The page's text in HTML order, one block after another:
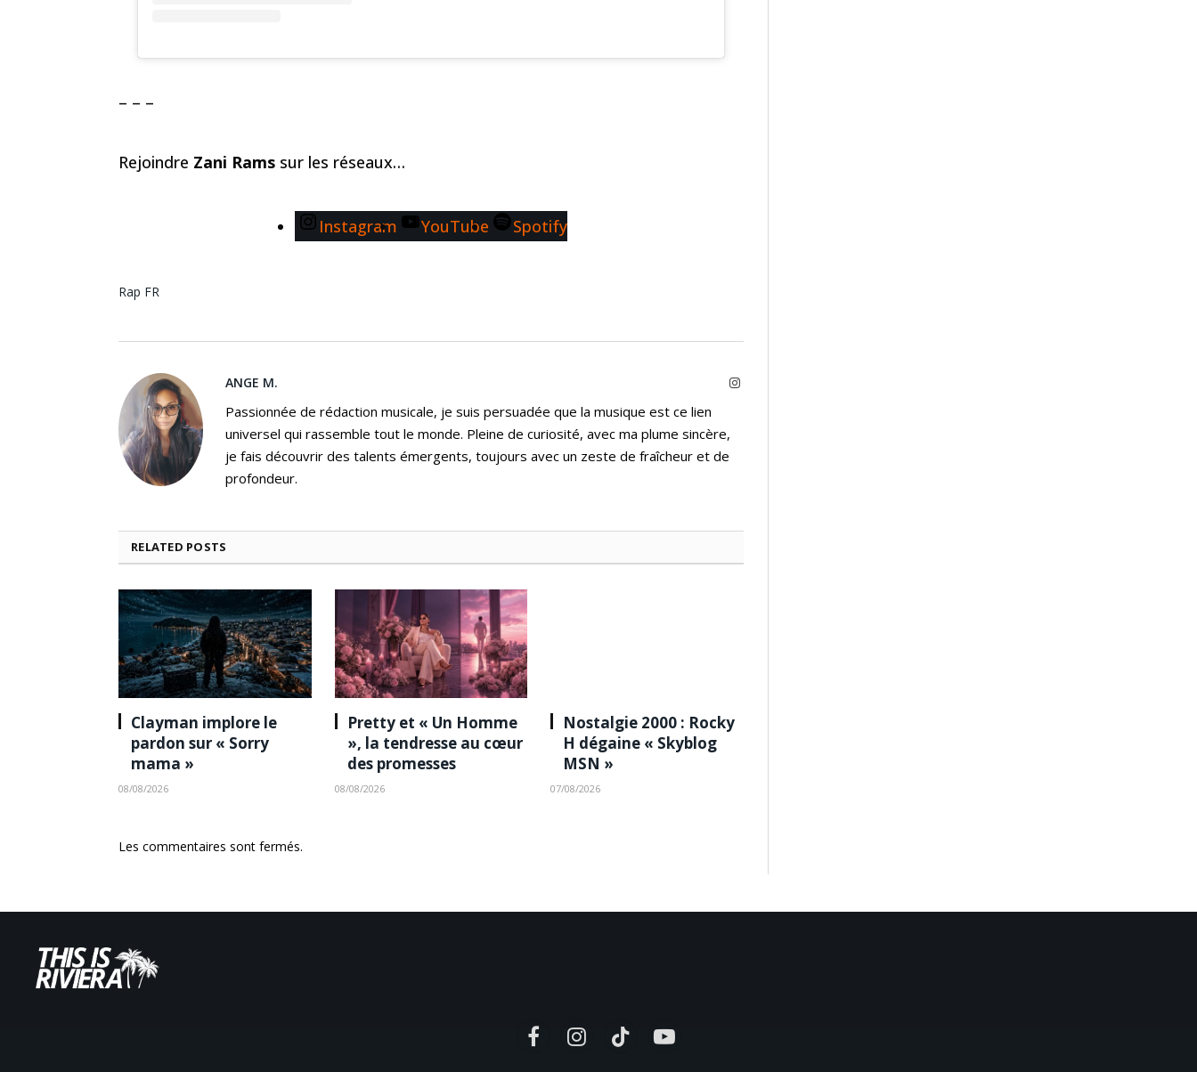
– – –
Rejoindre Zani Rams sur les réseaux…
Instagram YouTube Spotify
Rap FR
ANGE M. Instagram
Passionnée de rédaction musicale, je suis persuadée que la musique est ce lien
universel qui rassemble tout le monde. Pleine de curiosité, avec ma plume sincère,
je fais découvrir des talents émergents, toujours avec un zeste de fraîcheur et de
profondeur.
RELATED POSTS
Clayman implore le
pardon sur « Sorry
mama »
08/08/2026
Pretty et « Un Homme
», la tendresse au cœur
des promesses
08/08/2026
Nostalgie 2000 : Rocky
H dégaine « Skyblog
MSN »
07/08/2026
Les commentaires sont fermés.
FacebookInstagramTikTok YouTube